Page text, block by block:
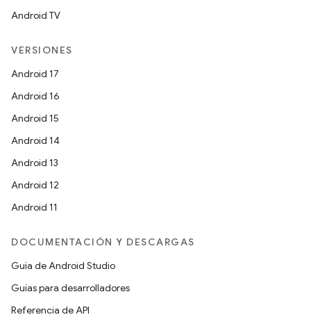
Android TV
VERSIONES
Android 17
Android 16
Android 15
Android 14
Android 13
Android 12
Android 11
DOCUMENTACIÓN Y DESCARGAS
Guía de Android Studio
Guías para desarrolladores
Referencia de API